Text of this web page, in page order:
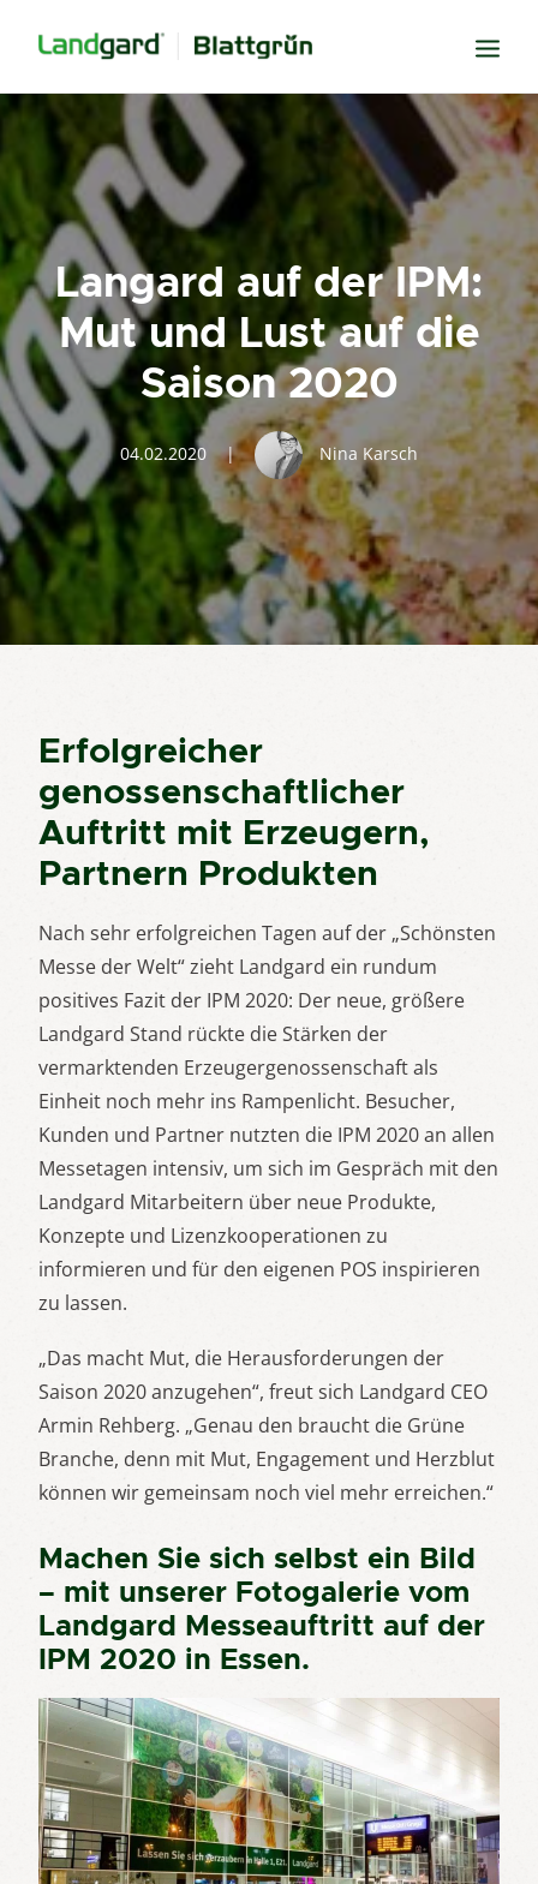
Neugier
Inspiration
Verbundenheit
Transparenz
Freude
Erfolg
Miteinander
Wissen
Suche
Langard auf der IPM:
Mut und Lust auf die
Saison 2020
04.02.2020 | Nina Karsch
Erfolgreicher
genossenschaftlicher
Auftritt mit Erzeugern,
Partnern Produkten
Nach sehr erfolgreichen Tagen auf der „Schönsten
Messe der Welt“ zieht Landgard ein rundum
positives Fazit der IPM 2020: Der neue, größere
Landgard Stand rückte die Stärken der
vermarktenden Erzeugergenossenschaft als
Einheit noch mehr ins Rampenlicht. Besucher,
Kunden und Partner nutzten die IPM 2020 an allen
Messetagen intensiv, um sich im Gespräch mit den
Landgard Mitarbeitern über neue Produkte,
Konzepte und Lizenzkooperationen zu
informieren und für den eigenen POS inspirieren
zu lassen.
„Das macht Mut, die Herausforderungen der
Saison 2020 anzugehen“, freut sich Landgard CEO
Armin Rehberg. „Genau den braucht die Grüne
Branche, denn mit Mut, Engagement und Herzblut
können wir gemeinsam noch viel mehr erreichen.“
Machen Sie sich selbst ein Bild
– mit unserer Fotogalerie vom
Landgard Messeauftritt auf der
IPM 2020 in Essen.